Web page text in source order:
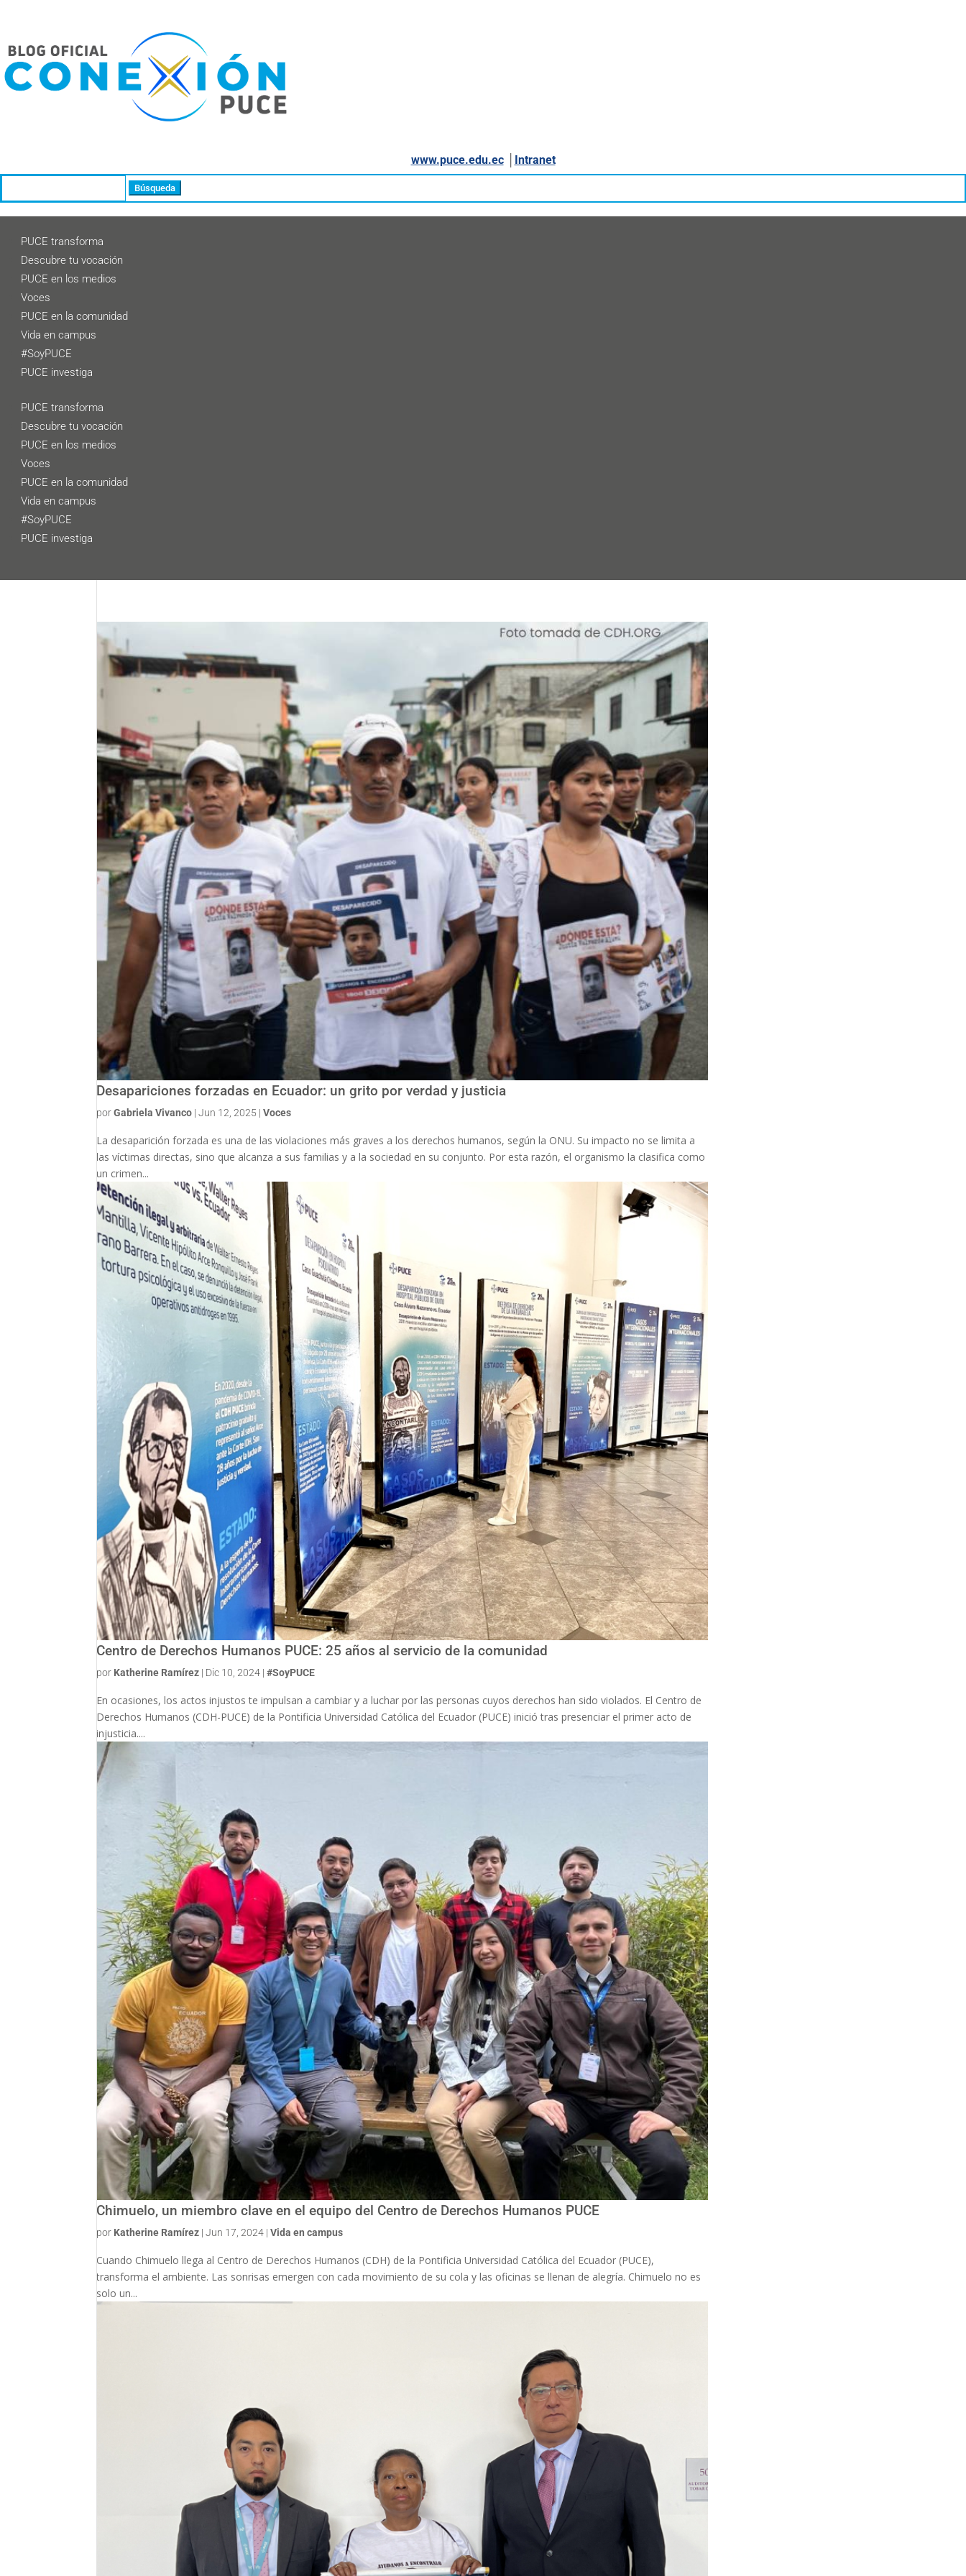
www.puce.edu.ec│ Intranet
PUCE transforma
Descubre tu vocación
PUCE en los medios
Voces
PUCE en la comunidad
Vida en campus
#SoyPUCE
PUCE investiga
PUCE transforma
Descubre tu vocación
PUCE en los medios
Voces
PUCE en la comunidad
Vida en campus
#SoyPUCE
PUCE investiga
Desapariciones forzadas en Ecuador: un grito por verdad y justicia
porGabriela Vivanco |Jun 12, 2025 |Voces
La desaparición forzada es una de las violaciones más graves a los derechos humanos, según la ONU. Su impacto no se limita a
las víctimas directas, sino que alcanza a sus familias y a la sociedad en su conjunto. Por esta razón, el organismo la clasifica como
un crimen...
Centro de Derechos Humanos PUCE: 25 años al servicio de la comunidad
por Katherine Ramírez | Dic 10, 2024 |#SoyPUCE
En ocasiones, los actos injustos te impulsan a cambiar y a luchar por las personas cuyos derechos han sido violados. El Centro de
Derechos Humanos (CDH-PUCE) de la Pontificia Universidad Católica del Ecuador (PUCE) inició tras presenciar el primer acto de
injusticia....
Chimuelo, un miembro clave en el equipo del Centro de Derechos Humanos PUCE
por Katherine Ramírez |Jun 17, 2024 |Vida en campus
Cuando Chimuelo llega al Centro de Derechos Humanos (CDH) de la Pontificia Universidad Católica del Ecuador (PUCE),
transforma el ambiente. Las sonrisas emergen con cada movimiento de su cola y las oficinas se llenan de alegría. Chimuelo no es
solo un...